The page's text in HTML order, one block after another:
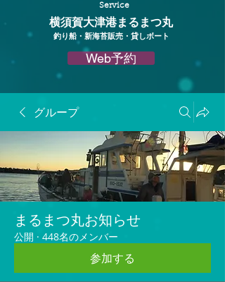
Service
横須賀大津港まるまつ丸​
釣り船・新海苔販売・貸しボート
Web予約
グループ
まるまつ丸お知らせ
公開 · 448名のメンバー
参加する